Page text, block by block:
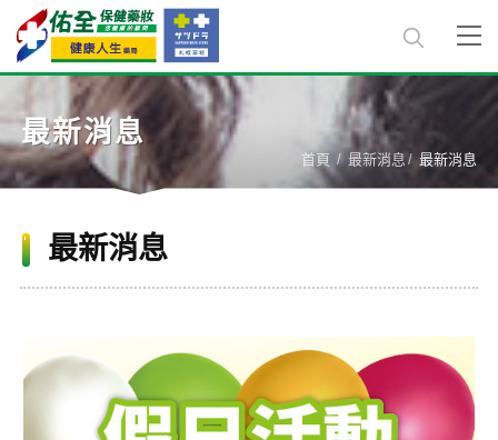
最新消息
首頁 最新消息 最新消息
最新消息